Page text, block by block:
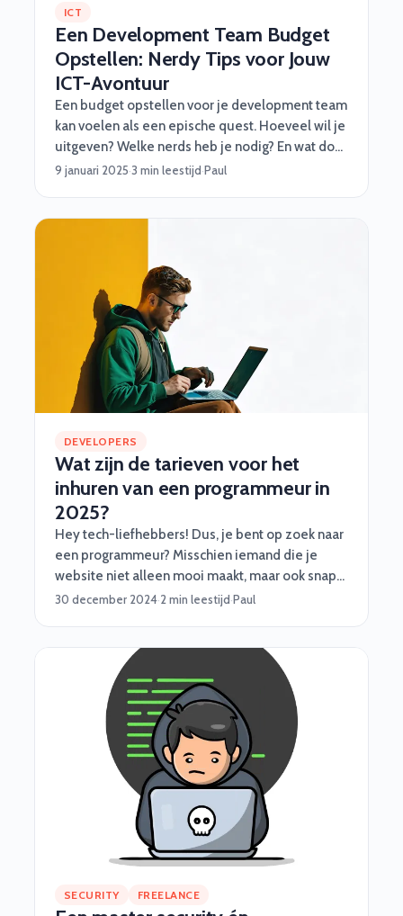
ICT
Een Development Team Budget
Opstellen: Nerdy Tips voor Jouw
ICT-Avontuur
Een budget opstellen voor je development team
kan voelen als een epische quest. Hoeveel wil je
uitgeven? Welke nerds heb je nodig? En wat doe
je als een onverwachte draak – of bug – opduikt?
of een cyber security specialist nodig hebt, met
een goed budget ben je al halverwege. 🎮Stap 1:
Begin met je missie (de projectdoelen)
9 januari 2025·3 min leestijd·Paul
DEVELOPERS
Wat zijn de tarieven voor het
inhuren van een programmeur in
2025?
Hey tech-liefhebbers! Dus, je bent op zoek naar
een programmeur? Misschien iemand die je
website niet alleen mooi maakt, maar ook snapt
hoe je backend niet als een kaartenhuis instort?
30 december 2024·2 min leestijd·Paul
SECURITY FREELANCE